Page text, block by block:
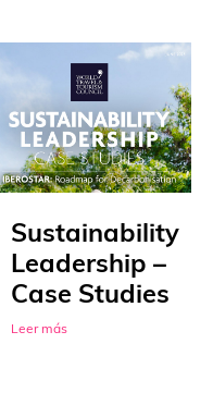
Sustainability
Leadership –
Case Studies
Leer más